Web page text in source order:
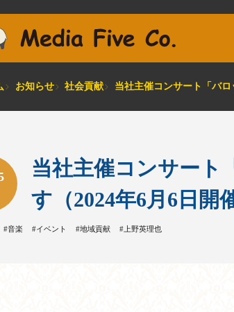
お知らせ 社会貢献 当社主催コンサート「バロ
当社主催コンサート
す（2024年6月6日開
#音楽 #イベント #地域貢献 # 上野英理也